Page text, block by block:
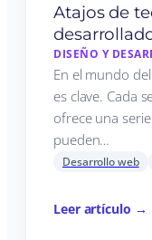
Atajos de
DISEÑO Y
En el mundo
es clave. Cada
ofrece una
pueden…
Desarrollo web
Leer artículo →